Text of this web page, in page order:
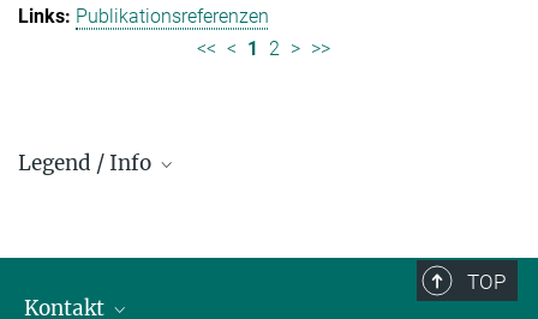
Publikationsreferenzen
<< < 1 2 > >>
Legend / Info
TOP
Kontakt